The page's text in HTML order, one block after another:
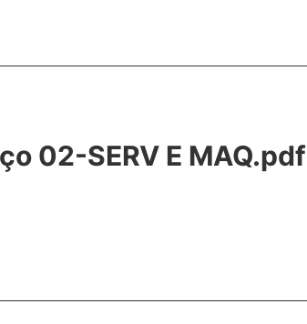
02-SERV E MAQ.pdf